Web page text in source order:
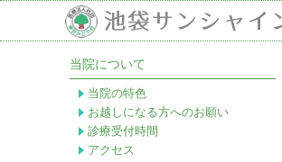
当院について
当院の特色
お越しになる方へのお願い
診療受付時間
アクセス